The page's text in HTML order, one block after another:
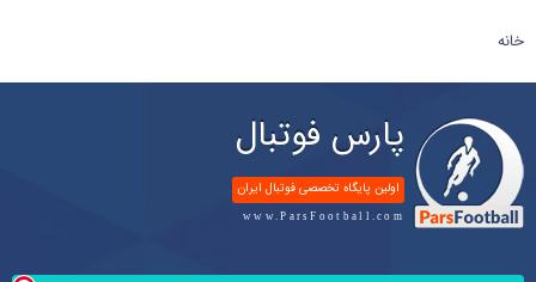
خانه
پارس فوتبال
اولین پایگاه تخصصی فوتبال ایران
www.ParsFootball.com